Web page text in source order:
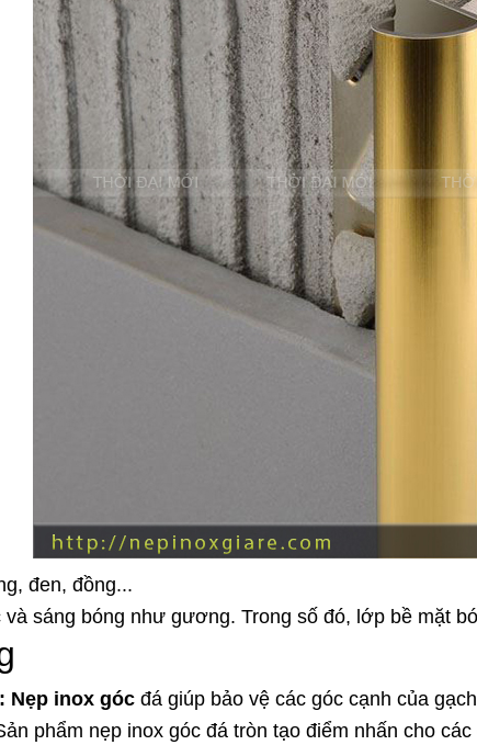
đen, đồng...
sáng bóng như gương. Trong số đó, lớp bề mặt
Nẹp inox góc đá giúp bảo vệ các góc cạnh của
phẩm nẹp inox góc đá tròn tạo điểm nhấn cho